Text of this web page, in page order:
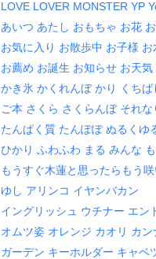
LOVE LOVER MONSTER YP
あいつ あたし おもちゃ お花
お気に入り お散歩中 お子様 お
お薦め お誕生 お知らせ お天気
かき氷 かくれんぼ かり くちば
ご本 さくら さくらんぼ それな
たんぱく質 たんぽぽ ぬるくゆ
ひかり ふわふわ まる みんな
もうすぐ木蓮と思ったらもう
ゆし アリンコ イヤンバカン
イングリッシュ ウチナー エン
オムツ姿 オレンジ カオリ カン
ガーデン キーホルダー キャベ